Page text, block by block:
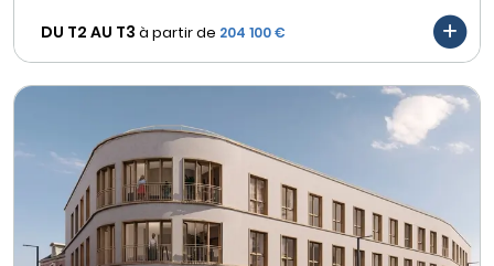
DU T2 AU T3 à partir de 204 100 €